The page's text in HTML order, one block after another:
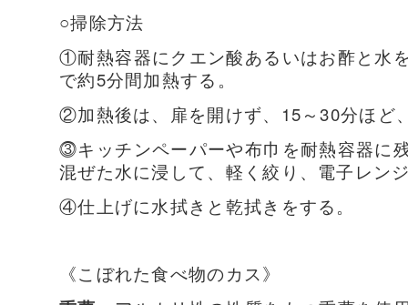
○掃除方法
①耐熱容器にクエン酸あるいはお酢と水
で約5分間加熱する。
②加熱後は、扉を開けず、15～30分ほど
⓷キッチンペーパーや布巾を耐熱容器に
混ぜた水に浸して、軽く絞り、電子レン
④仕上げに水拭きと乾拭きをする。
《こぼれた食べ物のカス》